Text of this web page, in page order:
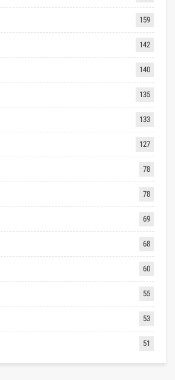
159
142
140
135
133
127
78
78
69
68
60
55
53
51